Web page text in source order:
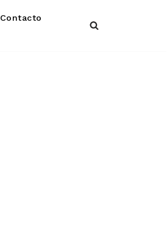
Contacto